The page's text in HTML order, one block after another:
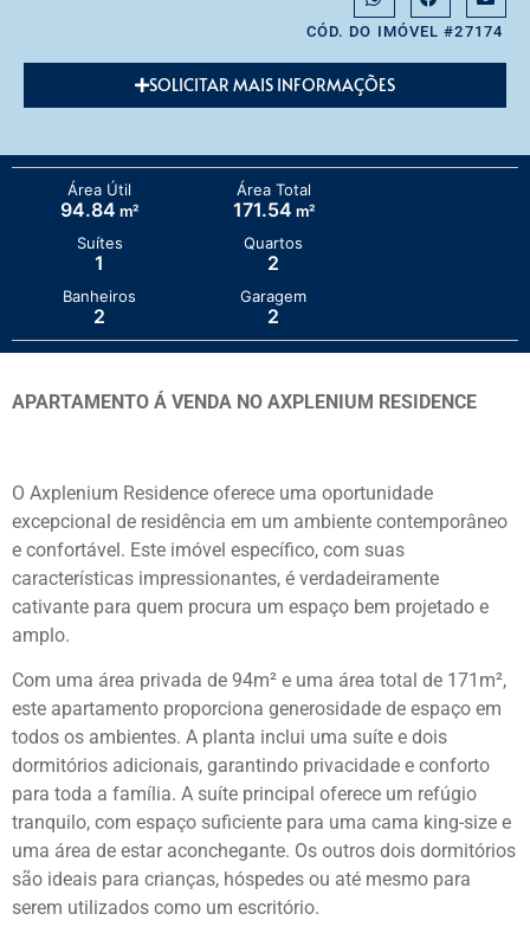
CÓD. DO IMÓVEL #27174
SOLICITAR MAIS INFORMAÇÕES
Área Útil
94.84 m²
Área Total
171.54 m²
Suítes
1
Quartos
2
Banheiros
2
Garagem
2
APARTAMENTO Á VENDA NO AXPLENIUM RESIDENCE
O Axplenium Residence oferece uma oportunidade
excepcional de residência em um ambiente contemporâneo
e confortável. Este imóvel específico, com suas
características impressionantes, é verdadeiramente
cativante para quem procura um espaço bem projetado e
amplo.
Com uma área privada de 94m² e uma área total de 171m²,
este apartamento proporciona generosidade de espaço em
todos os ambientes. A planta inclui uma suíte e dois
dormitórios adicionais, garantindo privacidade e conforto
para toda a família. A suíte principal oferece um refúgio
tranquilo, com espaço suficiente para uma cama king-size e
uma área de estar aconchegante. Os outros dois dormitórios
são ideais para crianças, hóspedes ou até mesmo para
serem utilizados como um escritório.